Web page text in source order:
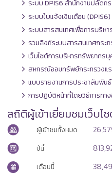
ระบบ DPIS6 สำนักงานปลัดก
ระบบใบแจ้งเงินเดือน (DPIS6)
ระบบสารสนเทศเพื่อการบริ
รวมลิงก์ระบบสารสนเทศกระ
เว็บไซต์การบริหารทรัพยากร
สหกรณ์ออมทรัพย์กระทรวงแ
แบบรายงานการประชาสัมพันธ์
การปฏิบัติหน้าที่โดยวิธีการทา
สถิติผู้เข้าเยี่ยมชมเว็บไ
ผู้เข้าชมทั้งหมด
ปีนี้
เดือนนี้